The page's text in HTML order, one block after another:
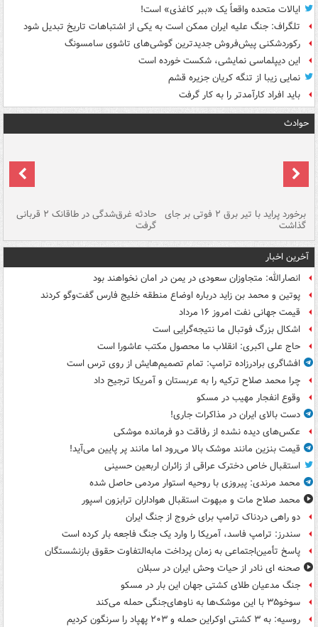
ایالات متحده واقعاً یک «ببر کاغذی» است!
تلگراف: جنگ علیه ایران ممکن است به یکی از اشتباهات تاریخ تبدیل شود
رکوردشکنی پیش‌فروش جدیدترین گوشی‌های تاشوی سامسونگ
این دیپلماسی نمایشی، شکست خورده است
نمایی زیبا از تنگه کریان جزیره قشم
باید افراد کارآمدتر را به کار گرفت
حوادث
برخورد پراید با تیر برق ۲ فوتی بر جای
گذاشت
حادثه غرق‌شدگی در طاقانک ۲ قربانی
گرفت
آخرین اخبار
انصارالله: متجاوزان سعودی در یمن در امان نخواهند بود
پوتین و محمد بن زاید درباره اوضاع منطقه خلیج فارس گفت‌وگو کردند
قیمت جهانی نفت امروز ۱۶ مرداد
اشکال بزرگ فوتبال ما نتیجه‌گرایی است
حاج علی اکبری: انقلاب ما محصول مکتب عاشورا است
افشاگری برادرزاده ترامپ: تمام تصمیم‌هایش از روی ترس است
چرا محمد صلاح ترکیه را به عربستان و آمریکا ترجیح داد
وقوع انفجار مهیب در مسکو
دست بالای ایران در مذاکرات جاری!
عکس‌های دیده نشده از رفاقت دو فرمانده‌ موشکی
قیمت بنزین مانند موشک بالا می‌رود اما مانند پر پایین می‌آید!
استقبال خاص دخترک عراقی از زائران اربعین حسینی
محمد مرندی: پیروزی با روحیه استوار مردمی حاصل شده
محمد صلاح مات و مبهوت استقبال هواداران ترابزون اسپور
دو راهی دردناک ترامپ برای خروج از جنگ ایران
سندرز: ترامپ فاسد، آمریکا را وارد یک جنگ فاجعه بار کرده است
پاسخ تأمین‌اجتماعی به زمان پرداخت مابه‌التفاوت حقوق بازنشستگان
صحنه ای نادر از حیات وحش ایران در سبلان
جنگ مدعیان طلای کشتی جهان این بار در مسکو
سوخو۳۵ با این موشک‌ها به ناوهای‌جنگی حمله می‌کند
روسیه: به ۳ کشتی اوکراین حمله و ۲۰۳ پهپاد را سرنگون کردیم